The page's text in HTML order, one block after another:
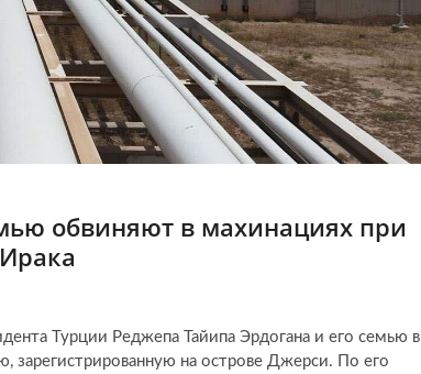
обвиняют в махинациях при
Турции Реджепа Тайипа Эрдогана и его семью в
зарегистрированную на острове Джерси. По его